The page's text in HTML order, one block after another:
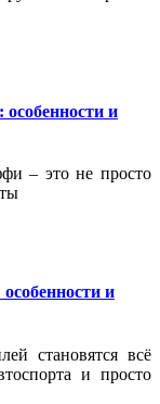
и
– это не просто
и
становятся всё
и просто